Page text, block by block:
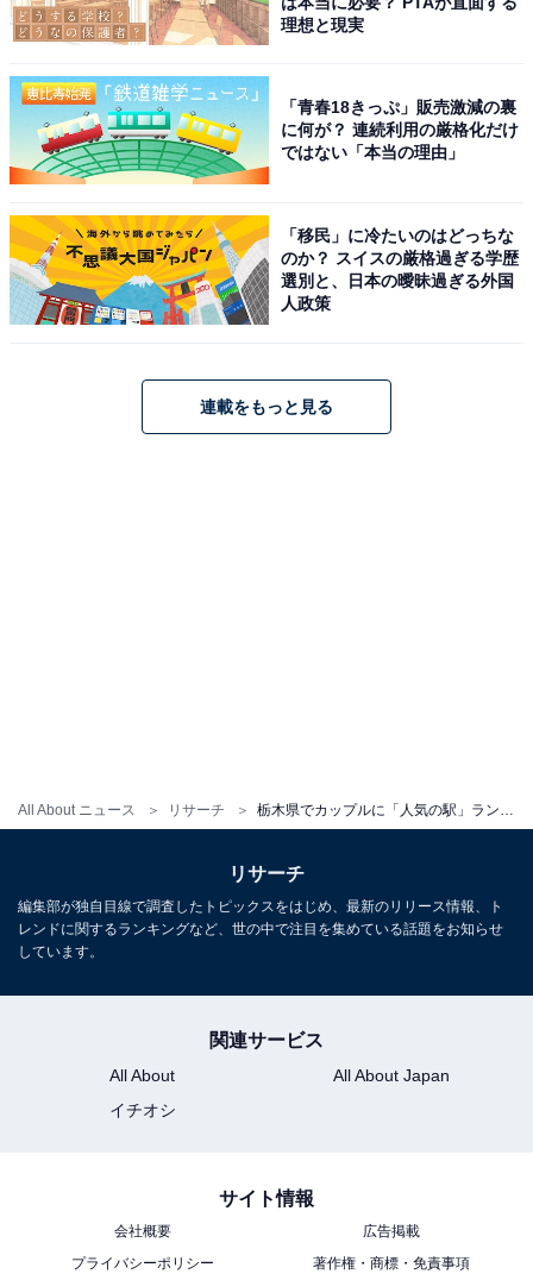
All About ニュース リサーチ
都宮駅の家賃相場は1DK～2DKが5万8100円です。
＞10位までの全ランキング結果を見る
栃木県の住みたい街ランキング！ 1位「宇都宮市」、2位
・ プレスリリース
理想と現実
「青春18きっぷ」販売激減の裏
に何が？ 連続利用の厳格化だけ
ではない「本当の理由」
「移民」に冷たいのはどっちな
のか？ スイスの厳格過ぎる学歴
選別と、日本の曖昧過ぎる外国
人政策
連載をもっと見る
リサーチ
編集部が独自目線で調査したトピックスをはじめ、最新のリリース情報、ト
レンドに関するランキングなど、世の中で注目を集めている話題をお知らせ
しています。
関連サービス
All About
All About Japan
イチオシ
サイト情報
会社概要
広告掲載
プライバシーポリシー
著作権・商標・免責事項